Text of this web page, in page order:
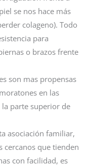
se nos hace más
colageno). Todo
para
o brazos frente
son mas propensas
en las
la parte superior de
asociación familiar,
cercanos que tienden
con facilidad, es